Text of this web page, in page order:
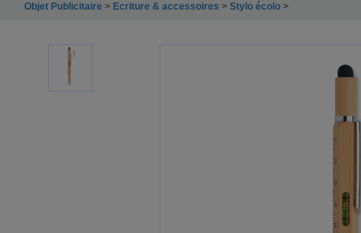
Objet Publicitaire > Ecriture & accessoires > Stylo écolo >